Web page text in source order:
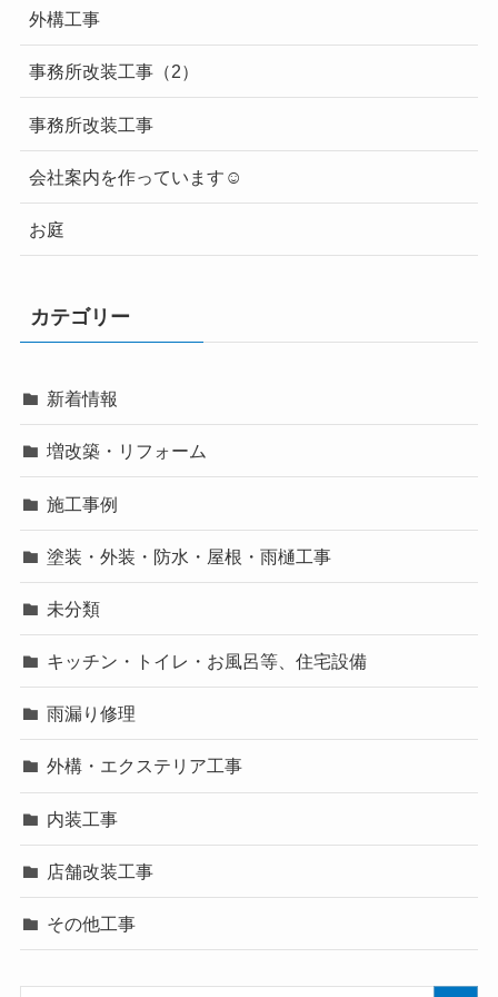
外構工事
事務所改装工事（2）
事務所改装工事
会社案内を作っています☺
お庭
カテゴリー
新着情報
増改築・リフォーム
施工事例
塗装・外装・防水・屋根・雨樋工事
未分類
キッチン・トイレ・お風呂等、住宅設備
雨漏り修理
外構・エクステリア工事
内装工事
店舗改装工事
その他工事